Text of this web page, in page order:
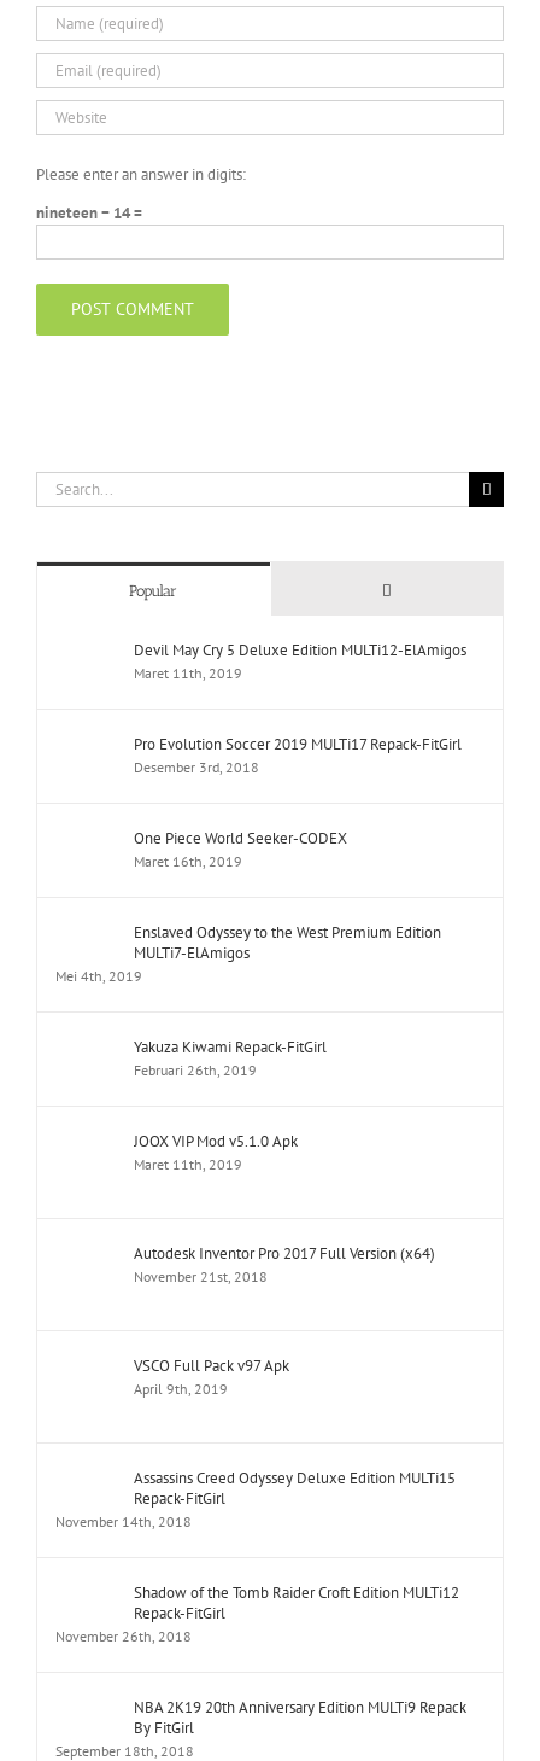
Please enter an answer in digits:
nineteen − 14 =
Search
for:
Popular Comments
Devil May Cry 5 Deluxe Edition MULTi12-ElAmigos
Maret 11th, 2019
Pro Evolution Soccer 2019 MULTi17 Repack-FitGirl
Desember 3rd, 2018
One Piece World Seeker-CODEX
Maret 16th, 2019
Enslaved Odyssey to the West Premium Edition
MULTi7-ElAmigos
Mei 4th, 2019
Yakuza Kiwami Repack-FitGirl
Februari 26th, 2019
JOOX VIP Mod v5.1.0 Apk
Maret 11th, 2019
Autodesk Inventor Pro 2017 Full Version (x64)
November 21st, 2018
VSCO Full Pack v97 Apk
April 9th, 2019
Assassins Creed Odyssey Deluxe Edition MULTi15
Repack-FitGirl
November 14th, 2018
Shadow of the Tomb Raider Croft Edition MULTi12
Repack-FitGirl
November 26th, 2018
NBA 2K19 20th Anniversary Edition MULTi9 Repack
By FitGirl
September 18th, 2018